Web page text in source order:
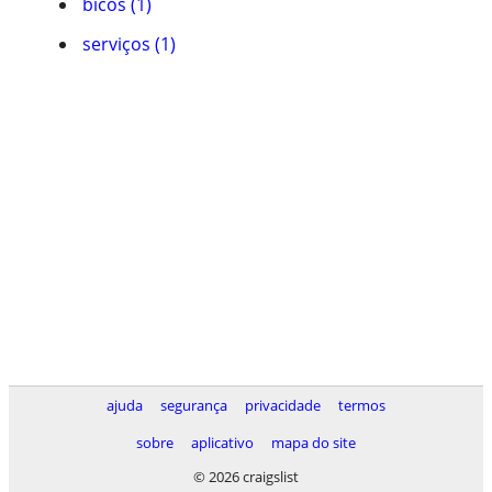
serviços (1)
ajuda segurança privacidade
termos
sobre
aplicativo
mapa do site
© 2026 craigslist